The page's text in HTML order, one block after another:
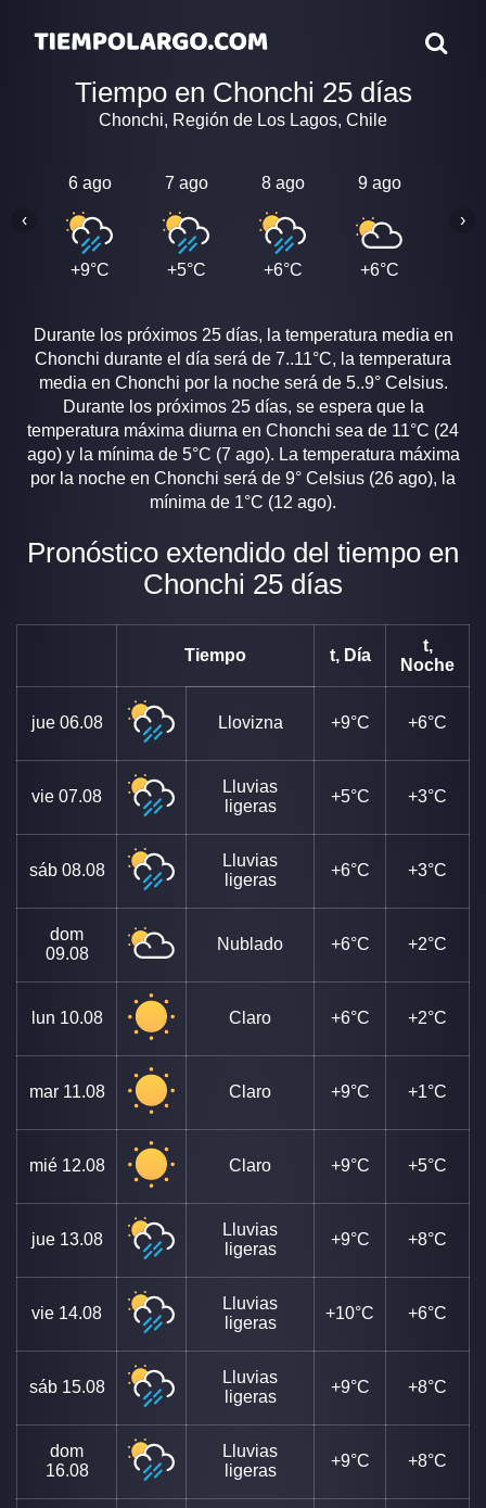
Tiempo en Chonchi 25 días
Chonchi, Región de Los Lagos, Chile
6 ago
+9°C
7 ago
+5°C
8 ago
+6°C
9 ago
+6°C
‹ ›
Durante los próximos 25 días, la temperatura media en
Chonchi durante el día será de 7..11°C, la temperatura
media en Chonchi por la noche será de 5..9° Celsius.
Durante los próximos 25 días, se espera que la
temperatura máxima diurna en Chonchi sea de 11°C (24
ago) y la mínima de 5°C (7 ago). La temperatura máxima
por la noche en Chonchi será de 9° Celsius (26 ago), la
mínima de 1°C (12 ago).
Pronóstico extendido del tiempo en
Chonchi 25 días
Tiempo t, Día
t,
Noche
jue 06.08 Llovizna +9°C +6°C
vie 07.08
Lluvias
ligeras
+5°C +3°C
sáb 08.08
Lluvias
ligeras
+6°C +3°C
dom
09.08
Nublado +6°C +2°C
lun 10.08 Claro +6°C +2°C
mar 11.08 Claro +9°C +1°C
mié 12.08 Claro +9°C +5°C
jue 13.08
Lluvias
ligeras
+9°C +8°C
vie 14.08
Lluvias
ligeras
+10°C +6°C
sáb 15.08
Lluvias
ligeras
+9°C +8°C
dom
16.08
Lluvias
ligeras
+9°C +8°C